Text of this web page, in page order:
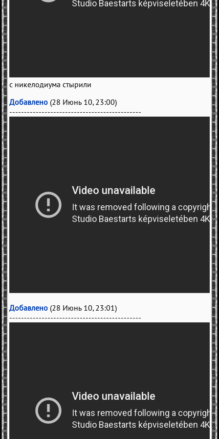
с никелодиума стырили
Добавлено (28 Июнь 10, 23:00)
---------------------------------------------
Добавлено (28 Июнь 10, 23:01)
---------------------------------------------